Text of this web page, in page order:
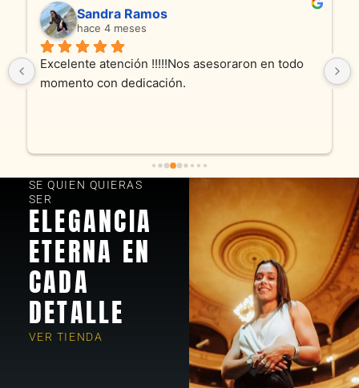
Sandra Ramos
hace 4 meses
Excelente atención !!!!!Nos asesoraron en todo
momento con dedicación.
SE QUIEN QUIERAS
SER
ELEGANCIA
ETERNA EN
CADA
DETALLE
VER TIENDA